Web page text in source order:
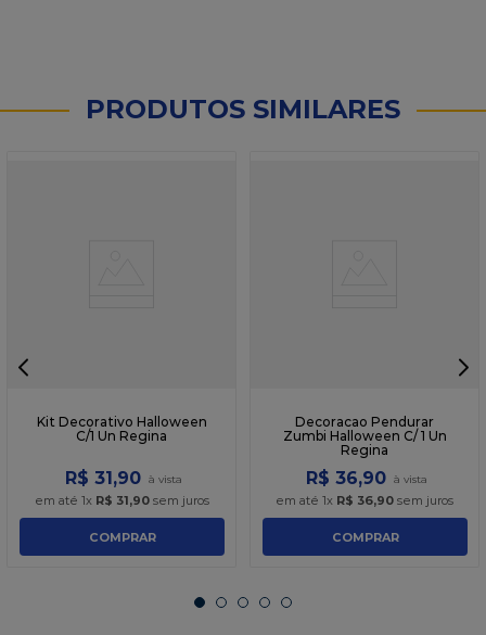
PRODUTOS SIMILARES
Kit Decorativo Halloween
C/1 Un Regina
R$ 31 ,90
em até 1x R$ 31,90sem juros
COMPRAR
Decoracao Pendurar
Zumbi Halloween C/ 1 Un
Regina
R$ 36,90
em até 1x R$ 36,90 sem juros
COMPRAR